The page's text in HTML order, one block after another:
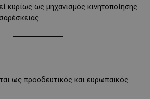
κυρίως ως μηχανισμός κινητοποίησης
ως προοδευτικός και ευρωπαϊκός